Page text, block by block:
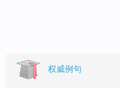
权威例句